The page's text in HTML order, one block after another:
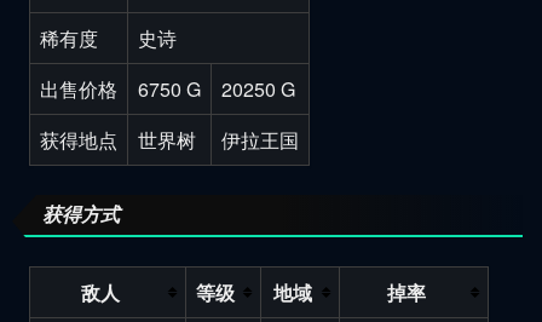
稀有度
史诗
出售价格
6750 G
20250 G
获得地点
世界树 伊拉王国
获得方式
敌人 等级 地域
掉率